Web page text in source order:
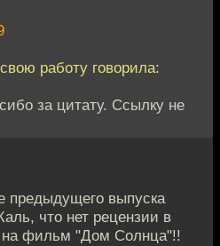
работу говорила:
за цитату. Ссылку не
предыдущего выпуска
что нет рецензии в
фильм "Дом Солнца"!!